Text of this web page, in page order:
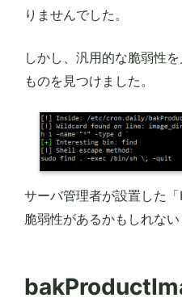
りませんでした。
しかし、汎用的な脆弱性
ものを見つけました。
サーバ管理者が設置した
脆弱性があるかもしれない